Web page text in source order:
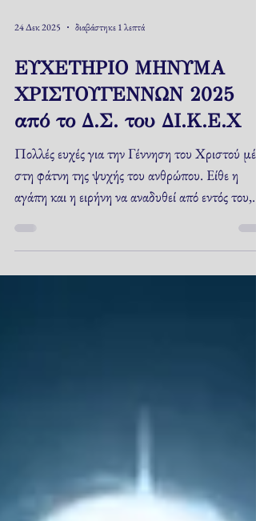
ΕΥΧΕΤΗΡΙΟ ΜΗΝΥΜΑ
ΧΡΙΣΤΟΥΓΕΝΝΩΝ 2025
από το Δ.Σ. του ΔΙ.Κ.Ε.Χ
Πολλές ευχές για την Γέννηση του Χριστού
στη φάτνη της ψυχής του ανθρώπου. Είθε η
αγάπη και η ειρήνη να αναδυθεί από εντός του,
για να επικρατήσει και επί γης Ειρήνη και